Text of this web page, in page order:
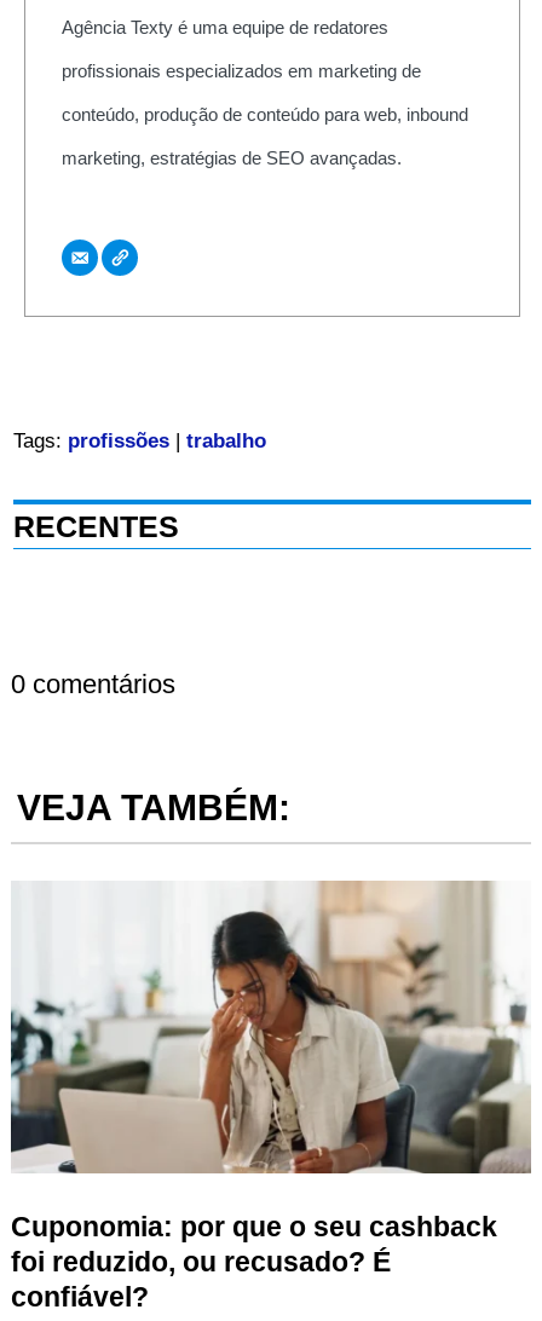
Agência Texty é uma equipe de redatores
profissionais especializados em marketing de
conteúdo, produção de conteúdo para web, inbound
marketing, estratégias de SEO avançadas.
Tags: profissões| trabalho
RECENTES
0 comentários
VEJA TAMBÉM:
Cuponomia: por que o seu cashback
foi reduzido, ou recusado? É
confiável?